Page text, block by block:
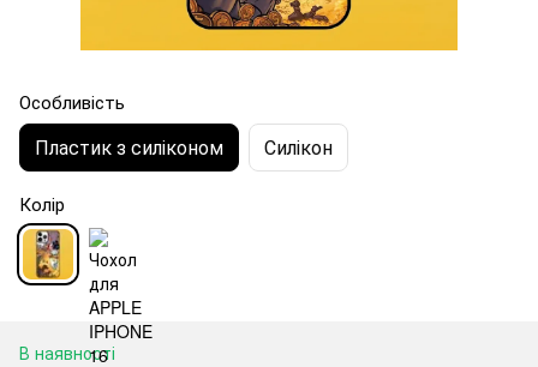
Особливість
Пластик з силіконом Силікон
Колір
В наявності